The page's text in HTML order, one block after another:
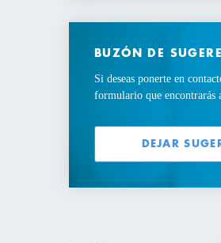
BUZÓN DE
Si deseas ponerte en
formulario que encontrarás
DEJAR